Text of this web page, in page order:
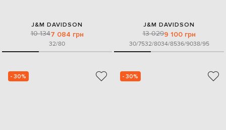
J&M DAVIDSON
10 1347 084 грн
32/80
J&M DAVIDSON
13 0299 100 грн
30/7532/8034/8536/9038/95
- 30% - 30%